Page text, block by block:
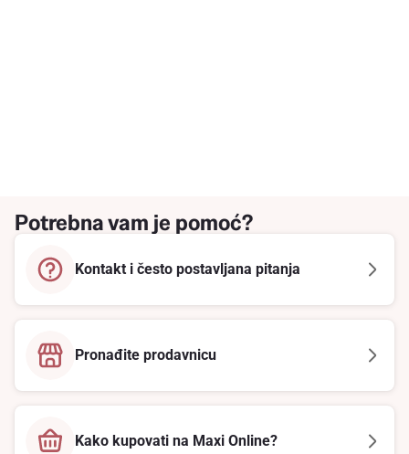
Potrebna vam je pomoć?
Kontakt i često postavljana pitanja
Pronađite prodavnicu
Kako kupovati na Maxi Online?